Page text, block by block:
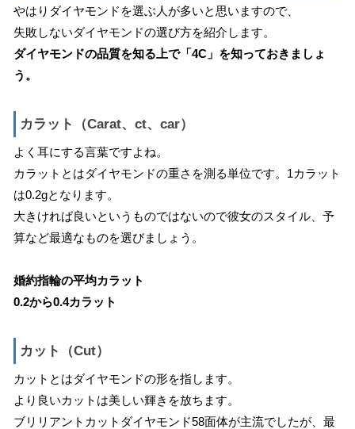
やはりダイヤモンドを選ぶ人が多いと思いますので、
失敗しないダイヤモンドの選び方を紹介します。
ダイヤモンドの品質を知る上で「4C」を知っておきましょ
う。
カラット（Carat、ct、car）
よく耳にする言葉ですよね。
カラットとはダイヤモンドの重さを測る単位です。1カラット
は0.2gとなります。
大きければ良いというものではないので彼女のスタイル、予
算など最適なものを選びましょう。
婚約指輪の平均カラット
0.2から0.4カラット
カット（Cut）
カットとはダイヤモンドの形を指します。
より良いカットは美しい輝きを放ちます。
ブリリアントカットダイヤモンド58面体が主流でしたが、最